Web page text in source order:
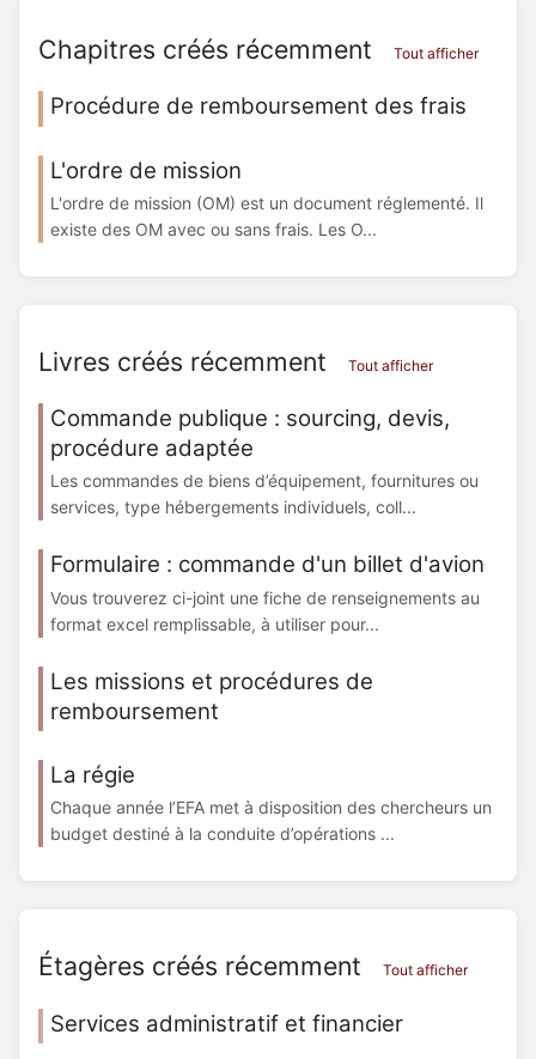
Chapitres créés récemment Tout afficher
Procédure de remboursement des frais
L'ordre de mission
L'ordre de mission (OM) est un document réglementé. Il
existe des OM avec ou sans frais. Les O...
Livres créés récemment Tout afficher
Commande publique : sourcing, devis,
procédure adaptée
Les commandes de biens d’équipement, fournitures ou
services, type hébergements individuels, coll...
Formulaire : commande d'un billet d'avion
Vous trouverez ci-joint une fiche de renseignements au
format excel remplissable, à utiliser pour...
Les missions et procédures de
remboursement
La régie
Chaque année l’EFA met à disposition des chercheurs un
budget destiné à la conduite d’opérations ...
Étagères créés récemment Tout afficher
Services administratif et financier